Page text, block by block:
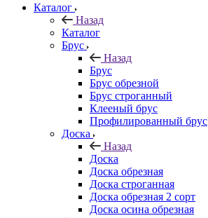
Каталог
Назад
Каталог
Брус
Назад
Брус
Брус обрезной
Брус строганный
Клееный брус
Профилированный брус
Доска
Назад
Доска
Доска обрезная
Доска строганная
Доска обрезная 2 сорт
Доска осина обрезная